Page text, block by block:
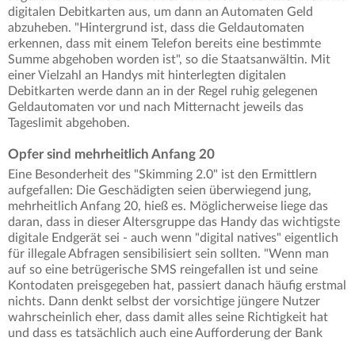
digitalen Debitkarten aus, um dann an Automaten Geld
abzuheben. "Hintergrund ist, dass die Geldautomaten
erkennen, dass mit einem Telefon bereits eine bestimmte
Summe abgehoben worden ist", so die Staatsanwältin. Mit
einer Vielzahl an Handys mit hinterlegten digitalen
Debitkarten werde dann an in der Regel ruhig gelegenen
Geldautomaten vor und nach Mitternacht jeweils das
Tageslimit abgehoben.
Opfer sind mehrheitlich Anfang 20
Eine Besonderheit des "Skimming 2.0" ist den Ermittlern
aufgefallen: Die Geschädigten seien überwiegend jung,
mehrheitlich Anfang 20, hieß es. Möglicherweise liege das
daran, dass in dieser Altersgruppe das Handy das wichtigste
digitale Endgerät sei - auch wenn "digital natives" eigentlich
für illegale Abfragen sensibilisiert sein sollten. "Wenn man
auf so eine betrügerische SMS reingefallen ist und seine
Kontodaten preisgegeben hat, passiert danach häufig erstmal
nichts. Dann denkt selbst der vorsichtige jüngere Nutzer
wahrscheinlich eher, dass damit alles seine Richtigkeit hat
und dass es tatsächlich auch eine Aufforderung der Bank